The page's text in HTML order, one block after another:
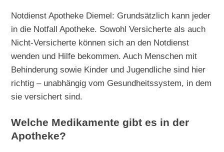
Notdienst Apotheke Diemel: Grundsätzlich kann jeder
in die Notfall Apotheke. Sowohl Versicherte als auch
Nicht-Versicherte können sich an den Notdienst
wenden und Hilfe bekommen. Auch Menschen mit
Behinderung sowie Kinder und Jugendliche sind hier
richtig – unabhängig vom Gesundheitssystem, in dem
sie versichert sind.
Welche Medikamente gibt es in der
Apotheke?